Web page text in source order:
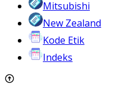
Mitsubishi
New Zealand
Kode Etik
Indeks